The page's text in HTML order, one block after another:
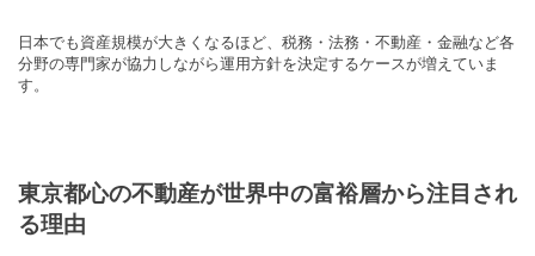
日本でも資産規模が大きくなるほど、税務・法務・不動産・金融など各
分野の専門家が協力しながら運用方針を決定するケースが増えていま
す。
東京都心の不動産が世界中の富裕層から注目され
る理由